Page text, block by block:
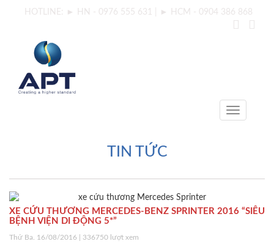
HOTLINE: ► HN - 0976 555 631 | ► HCM - 0904 386 868
T
o
v
TIN TỨC
XE CỨU THƯƠNG MERCEDES-BENZ SPRINTER 2016 “SIÊU
BỆNH VIỆN DI ĐỘNG 5*”
Thứ Ba. 16/08/2016 | 336750 lượt xem